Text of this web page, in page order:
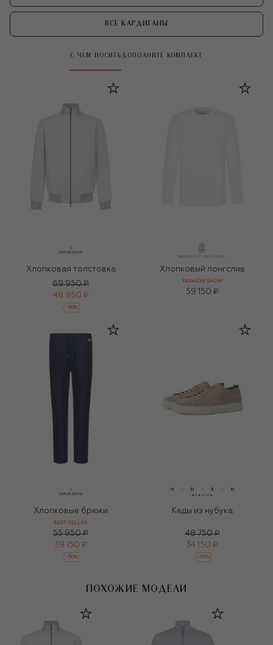
ВСЕ КАРДИГАНЫ
С ЧЕМ НОСИТЬ ДОПОЛНИТЕ КОМПЛЕКТ
Хлопковая толстовка
69 950 ₽
48 950 ₽
-30%
Хлопковый лонгслив
FASHION SHOW
59 150 ₽
Хлопковые брюки
BEST-SELLER
55 950 ₽
39 150 ₽
-30%
Кеды из нубука
48 750 ₽
34 150 ₽
-30%
ПОХОЖИЕ МОДЕЛИ